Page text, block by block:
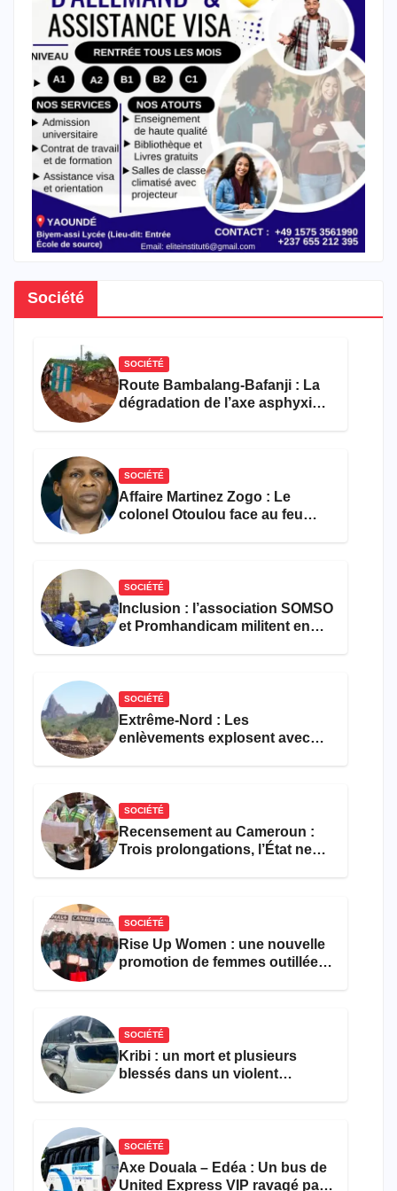
Société
SOCIÉTÉ
Route Bambalang-Bafanji : La
dégradation de l’axe asphyxie
SOCIÉTÉ
Affaire Martinez Zogo : Le
colonel Otoulou face au feu
SOCIÉTÉ
Inclusion : l’association SOMSO
et Promhandicam militent en
SOCIÉTÉ
Extrême-Nord : Les
enlèvements explosent avec
SOCIÉTÉ
Recensement au Cameroun :
Trois prolongations, l’État ne
SOCIÉTÉ
Rise Up Women : une nouvelle
promotion de femmes outillées
SOCIÉTÉ
Kribi : un mort et plusieurs
blessés dans un violent
SOCIÉTÉ
Axe Douala – Edéa : Un bus de
United Express VIP ravagé par